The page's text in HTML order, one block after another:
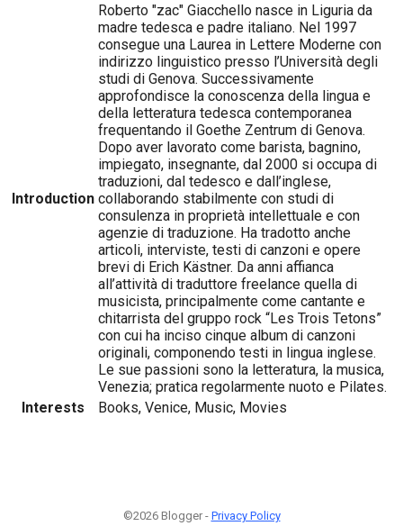
Introduction
Roberto "zac" Giacchello nasce in Liguria da
madre tedesca e padre italiano. Nel 1997
consegue una Laurea in Lettere Moderne con
indirizzo linguistico presso l’Università degli
studi di Genova. Successivamente
approfondisce la conoscenza della lingua e
della letteratura tedesca contemporanea
frequentando il Goethe Zentrum di Genova.
Dopo aver lavorato come barista, bagnino,
impiegato, insegnante, dal 2000 si occupa di
traduzioni, dal tedesco e dall’inglese,
collaborando stabilmente con studi di
consulenza in proprietà intellettuale e con
agenzie di traduzione. Ha tradotto anche
articoli, interviste, testi di canzoni e opere
brevi di Erich Kästner. Da anni affianca
all’attività di traduttore freelance quella di
musicista, principalmente come cantante e
chitarrista del gruppo rock “Les Trois Tetons”
con cui ha inciso cinque album di canzoni
originali, componendo testi in lingua inglese.
Le sue passioni sono la letteratura, la musica,
Venezia; pratica regolarmente nuoto e Pilates.
Interests
Books, Venice, Music, Movies
©2026 Blogger - Privacy Policy